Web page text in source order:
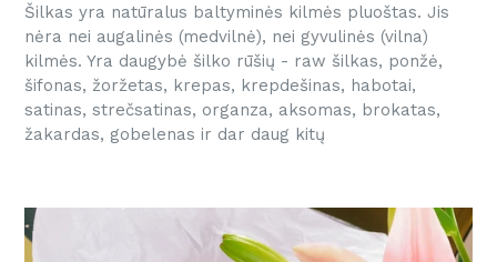
Šilkas yra natūralus baltyminės kilmės pluoštas. Jis
nėra nei augalinės (medvilnė), nei gyvulinės (vilna)
kilmės. Yra daugybė šilko rūšių - raw šilkas, ponžė,
šifonas, žoržetas, krepas, krepdešinas, habotai,
satinas, strečsatinas, organza, aksomas, brokatas,
žakardas, gobelenas ir dar daug kitų